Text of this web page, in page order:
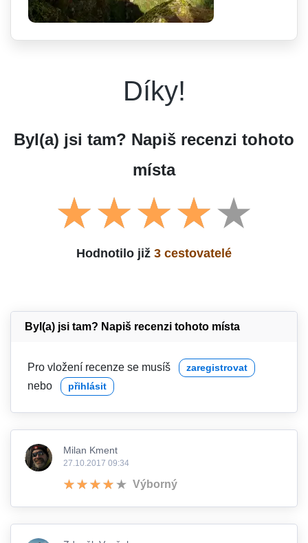
Díky!
Byl(a) jsi tam? Napiš recenzi tohoto
místa
Hodnotilo již 3 cestovatelé
Byl(a) jsi tam? Napiš recenzi tohoto místa
Pro vložení recenze se musíš zaregistrovat
nebo přihlásit
Milan Kment
27.10.2017 09:34
Výborný